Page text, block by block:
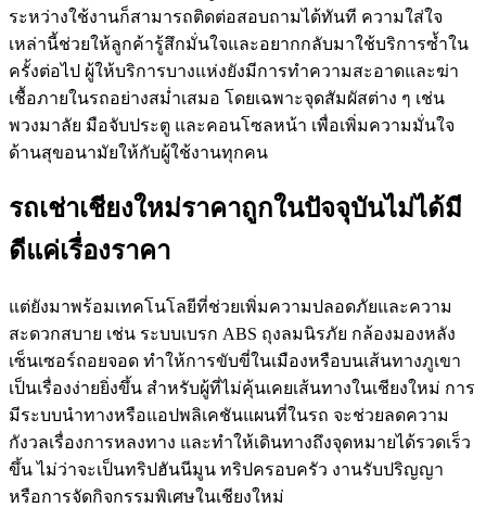
ระหว่างใช้งานก็สามารถติดต่อสอบถามได้ทันที ความใส่ใจ
เหล่านี้ช่วยให้ลูกค้ารู้สึกมั่นใจและอยากกลับมาใช้บริการซ้ำใน
ครั้งต่อไป ผู้ให้บริการบางแห่งยังมีการทำความสะอาดและฆ่า
เชื้อภายในรถอย่างสม่ำเสมอ โดยเฉพาะจุดสัมผัสต่าง ๆ เช่น
พวงมาลัย มือจับประตู และคอนโซลหน้า เพื่อเพิ่มความมั่นใจ
ด้านสุขอนามัยให้กับผู้ใช้งานทุกคน
รถเช่าเชียงใหม่ราคาถูกในปัจจุบันไม่ได้มี
ดีแค่เรื่องราคา
แต่ยังมาพร้อมเทคโนโลยีที่ช่วยเพิ่มความปลอดภัยและความ
สะดวกสบาย เช่น ระบบเบรก ABS ถุงลมนิรภัย กล้องมองหลัง
เซ็นเซอร์ถอยจอด ทำให้การขับขี่ในเมืองหรือบนเส้นทางภูเขา
เป็นเรื่องง่ายยิ่งขึ้น สำหรับผู้ที่ไม่คุ้นเคยเส้นทางในเชียงใหม่ การ
มีระบบนำทางหรือแอปพลิเคชันแผนที่ในรถ จะช่วยลดความ
กังวลเรื่องการหลงทาง และทำให้เดินทางถึงจุดหมายได้รวดเร็ว
ขึ้น ไม่ว่าจะเป็นทริปฮันนีมูน ทริปครอบครัว งานรับปริญญา
หรือการจัดกิจกรรมพิเศษในเชียงใหม่